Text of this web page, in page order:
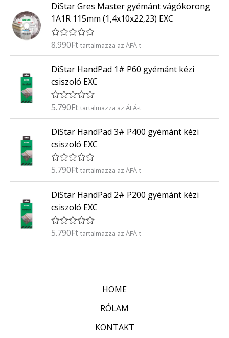
/
5
é
k
e
l
é
s
:
/
5
DiStar Gres Master gyémánt vágókorong
1A1R 115mm (1,4x10x22,23) EXC
É
é
e
l
é
s
:
/
5
8.990Ft tartalmazza az ÁFÁ-t
DiStar HandPad 1# P60 gyémánt kézi
csiszoló EXC
É
é
e
l
s
:
/
5
5.790Ft tartalmazza az ÁFÁ-t
DiStar HandPad 3# P400 gyémánt kézi
csiszoló EXC
É
é
e
l
é
s
5.790Ft tartalmazza az ÁFÁ-t
DiStar HandPad 2# P200 gyémánt kézi
csiszoló EXC
É
5.790Ft tartalmazza az ÁFÁ-t
HOME
RÓLAM
KONTAKT